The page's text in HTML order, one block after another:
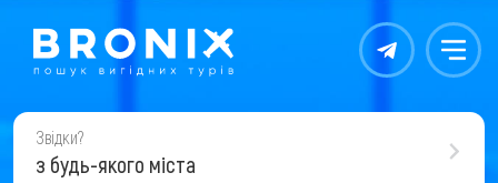
Контакты Меню
Звідки?
з будь-якого міста